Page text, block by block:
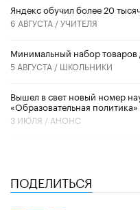
​Яндекс обучил более 20
6 АВГУСТА /УЧИТЕЛЯ
Минимальный набор
5 АВГУСТА / ШКОЛЬНИКИ
Вышел в свет новый номер
«Образовательная
3 ИЮЛЯ / АНОНС
ПОДЕЛИТЬСЯ